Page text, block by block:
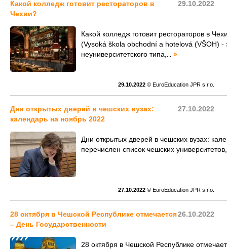
29.10.2022
Какой колледж готовит рестораторов в
Чехии?
Какой колледж готовит рестораторов в
(Vysoká škola obchodní a hotelová (VŠOH) -
неуниверситетского типа,
»
29.10.2022 © EuroEducation JPR s.r.o.
27.10.2022
Дни открытых дверей в чешских вузах:
календарь на ноябрь 2022
Дни открытых дверей в чешских вузах:
перечислен список чешских
27.10.2022 © EuroEducation JPR s.r.o.
26.10.2022
28 октября в Чешской Республике отмечается
– День Государственности
28 октября в Чешской Республике